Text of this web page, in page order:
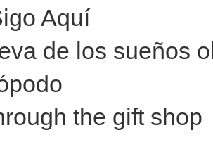
Aquí
de los sueños
the gift shop